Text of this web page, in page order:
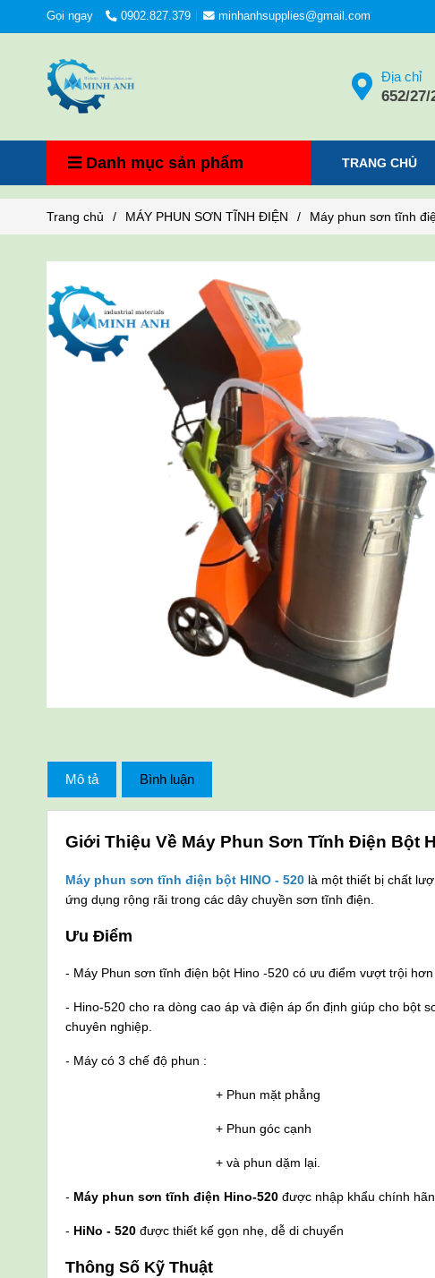
Gọi ngay 0902.827.379 minhanhsupplies@gmail.com
Địa chỉ
652/
Danh mục sản phẩm TRANG CHỦ
Trang chủ / MÁY PHUN SƠN TĨNH ĐIỆN / Máy phun sơn tĩnh
Mô tả Bình luận
Giới Thiệu Về Máy Phun Sơn Tĩnh Điện Bột
Máy phun sơn tĩnh điện bột HINO - 520 là một thiết bị chất
ứng dụng rộng rãi trong các dây chuyền sơn tĩnh điện.
Ưu Điểm
- Máy Phun sơn tĩnh điện bột Hino -520 có ưu điểm vượt trội
- Hino-520 cho ra dòng cao áp và điện áp ổn định giúp cho bột
chuyên nghiệp.
- Máy có 3 chế độ phun :
+ Phun mặt phẳng
+ Phun góc cạnh
+ và phun dặm lại.
- Máy phun sơn tĩnh điện Hino-520 được nhập khẩu chính
- HiNo - 520 được thiết kế gọn nhẹ, dễ di chuyển
Thông Số Kỹ Thuật